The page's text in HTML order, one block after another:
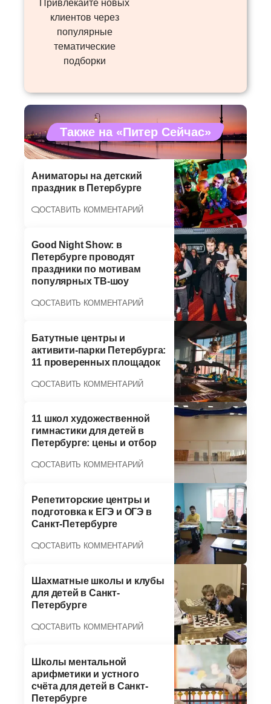
Привлекайте новых
клиентов через
популярные
тематические
подборки
Также на «Питер Сейчас»
Аниматоры на детский
праздник в Петербурге
ОСТАВИТЬ КОММЕНТАРИЙ
Good Night Show: в
Петербурге проводят
праздники по мотивам
популярных ТВ-шоу
ОСТАВИТЬ КОММЕНТАРИЙ
Батутные центры и
активити-парки Петербурга:
11 проверенных площадок
ОСТАВИТЬ КОММЕНТАРИЙ
11 школ художественной
гимнастики для детей в
Петербурге: цены и отбор
ОСТАВИТЬ КОММЕНТАРИЙ
Репетиторские центры и
подготовка к ЕГЭ и ОГЭ в
Санкт-Петербурге
ОСТАВИТЬ КОММЕНТАРИЙ
Шахматные школы и клубы
для детей в Санкт-
Петербурге
ОСТАВИТЬ КОММЕНТАРИЙ
Школы ментальной
арифметики и устного
счёта для детей в Санкт-
Петербурге